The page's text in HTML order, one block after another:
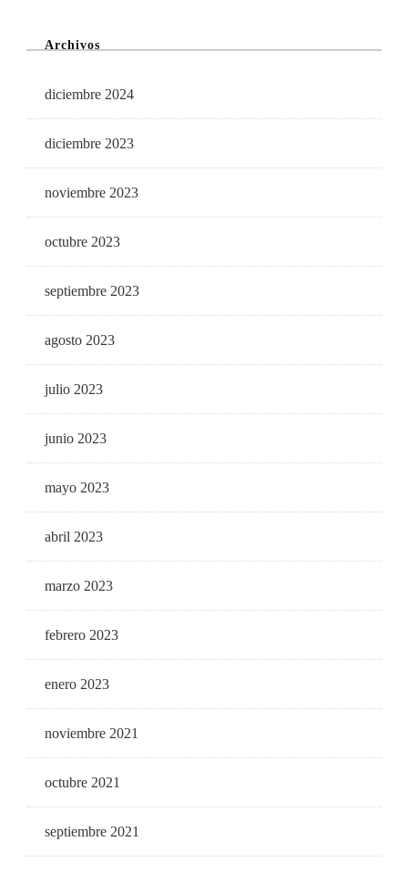
Archivos
diciembre 2024
diciembre 2023
noviembre 2023
octubre 2023
septiembre 2023
agosto 2023
julio 2023
junio 2023
mayo 2023
abril 2023
marzo 2023
febrero 2023
enero 2023
noviembre 2021
octubre 2021
septiembre 2021